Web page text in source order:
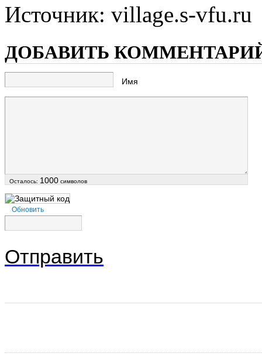
Источник: village.s-vfu.ru
ДОБАВИТЬ
Имя
Осталось: 1000 символов
Обновить
Отправить